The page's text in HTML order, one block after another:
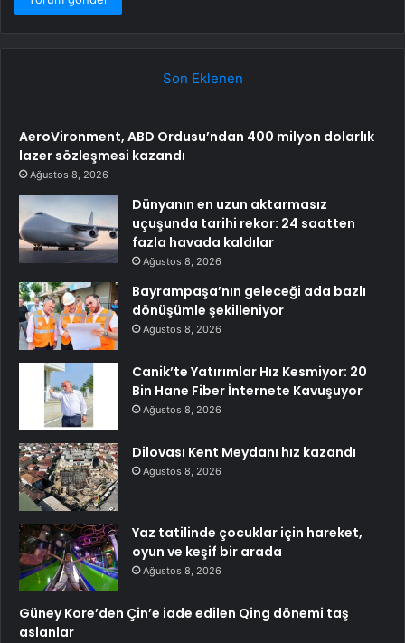
Son Eklenen
AeroVironment, ABD Ordusu’ndan 400 milyon dolarlık
lazer sözleşmesi kazandı
Ağustos 8, 2026
Dünyanın en uzun aktarmasız
uçuşunda tarihi rekor: 24 saatten
fazla havada kaldılar
Ağustos 8, 2026
Bayrampaşa’nın geleceği ada bazlı
dönüşümle şekilleniyor
Ağustos 8, 2026
Canik’te Yatırımlar Hız Kesmiyor: 20
Bin Hane Fiber İnternete Kavuşuyor
Ağustos 8, 2026
Dilovası Kent Meydanı hız kazandı
Ağustos 8, 2026
Yaz tatilinde çocuklar için hareket,
oyun ve keşif bir arada
Ağustos 8, 2026
Güney Kore’den Çin’e iade edilen Qing dönemi taş
aslanlar